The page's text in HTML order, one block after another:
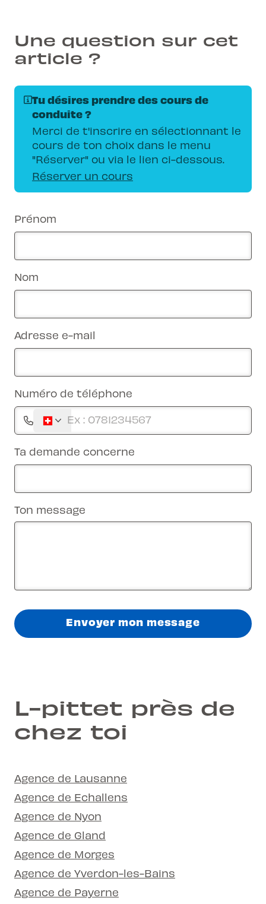
Une question sur cet
article ?
Tu désires prendre des cours de
conduite ?
Merci de t'inscrire en sélectionnant le
cours de ton choix dans le menu
"Réserver" ou via le lien ci-dessous.
Réserver un cours
Prénom
Nom
Adresse e-mail
Numéro de téléphone
Ta demande concerne
Ton message
Envoyer mon message
L-pittet près de
chez toi
Agence de Lausanne
Agence de Echallens
Agence de Nyon
Agence de Gland
Agence de Morges
Agence de Yverdon-les-Bains
Agence de Payerne